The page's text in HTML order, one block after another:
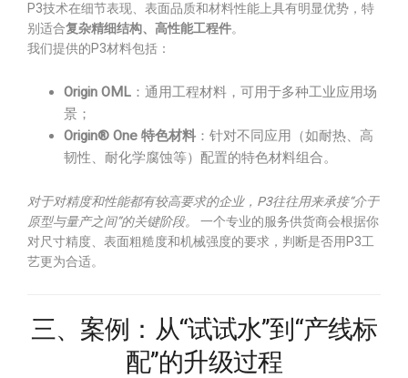
P3技术在细节表现、表面品质和材料性能上具有明显优势，特
别适合复杂精细结构、高性能工程件。
我们提供的P3材料包括：
Origin OML ：通用工程材料，可用于多种工业应用场
景；
Origin® One 特色材料 ：针对不同应用（如耐热、高
韧性、耐化学腐蚀等）配置的特色材料组合。
对于对精度和性能都有较高要求的企业，P3往往用来承接“介于
原型与量产之间”的关键阶段。
一个专业的服务供货商会根据你
对尺寸精度、表面粗糙度和机械强度的要求，判断是否用P3工
艺更为合适。
三、案例：从“试试水”到“产线标
配”的升级过程